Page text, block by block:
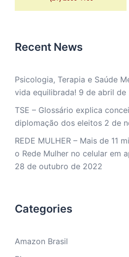
Recent News
Psicologia, Terapia e Saúde
vida equilibrada! 9 de abril de
TSE – Glossário explica
diplomação dos eleitos 2 de
REDE MULHER – Mais de 11
o Rede Mulher no celular em
28 de outubro de 2022
Categories
Amazon Brasil